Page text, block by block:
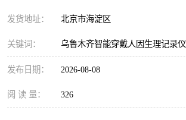
发货地址： 北京市海淀区
关键词： 乌鲁木齐智能穿戴人因生理记录仪
发布日期： 2026-08-08
阅 读 量： 326